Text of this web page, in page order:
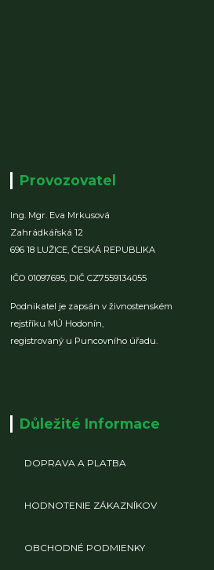
Provozovatel
Ing. Mgr. Eva Mrkusová
Zahrádkářská 12
696 18 LUŽICE,ČESKÁ REPUBLIKA
IČO 01097695, DIČ CZ7559134055
Podnikatel je zapsán v živnostenském
rejstříku MÚ Hodonín,
registrovaný u Puncovního úřadu.
Důležité Informace
DOPRAVA A PLATBA
HODNOTENIE ZÁKAZNÍKOV
OBCHODNÉ PODMIENKY